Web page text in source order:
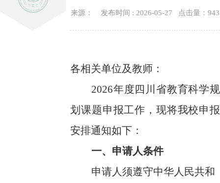
来源： 发布时间 : 2026-05-27 点击量：943
各相关单位及教师：
2026年度四川省教育科学规
划课题申报工作 ，现将我校申报
安排通知如下：
一、申请人条件
申请人须遵守中华人民共和